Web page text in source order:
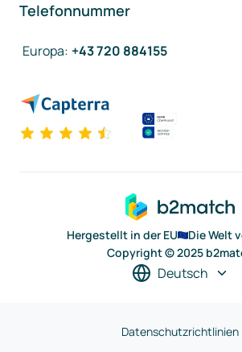
Telefonnummer
Europa: +43 720 884155
Hergestellt in der EU
Die Welt
Copyright © 2025
Deutsch
Datenschutzrichtlinien